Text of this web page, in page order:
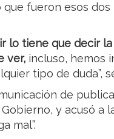
que fueron esos
lo tiene que decir la
ver, incluso, hemos
tipo de duda”,
de
y acusó a
mal”.